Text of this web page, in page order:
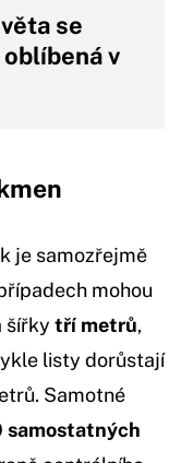
se
v
je samozřejmě
mohou
šířky tří metrů,
listy dorůstají
Samotné
samostatných